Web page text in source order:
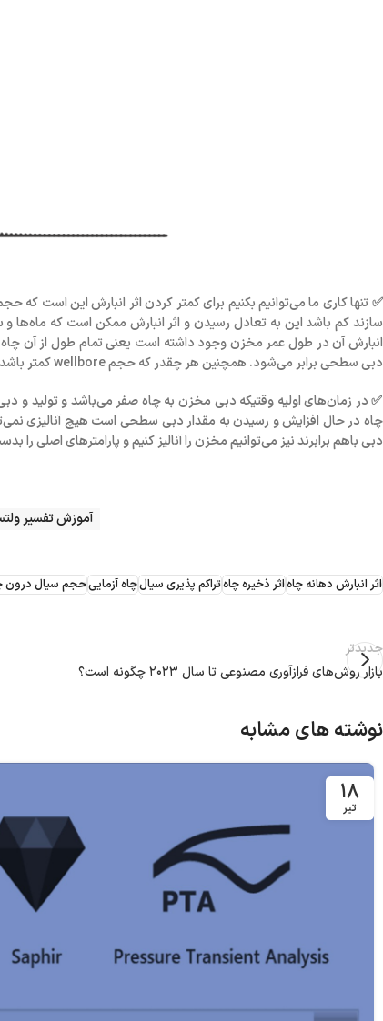
✅ تنها کاری ما می‌توانیم بکنیم برای کمتر کردن اثر انبارش این است که
انبارش آن در طول عمر مخزن وجود داشته است یعنی تمام طول از آن
دبی سطحی برابر می‌شود. همچنین هر چقدر که حجم wellbore کمتر باشد دبی مخزن به چاه سریعتر با دبی سطحی یکی می‌شود.
چاه در حال افزایش و رسیدن به مقدار دبی سطحی است هیچ آنالیزی
دبی باهم برابرند نیز می‌توانیم مخزن را آنالیز کنیم و پارامترهای اصلی را
آموزش تفسیر
اثر انبارش دهانه چاهاثر ذخیره چاهتراکم‌ پذیری سیالچاه آزماییحجم سیال درون
جدیدتر
بازار روش‌های فرازآوری مصنوعی تا سال ۲۰۲۳ چگونه است؟
نوشته های مشابه
۱۸
تیر